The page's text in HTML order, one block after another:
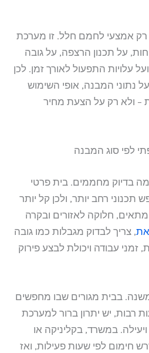
אמצעי לחמם חלל. זו מערכת
על תכנון הרצפה, על גובה
עלויות התפעול לאורך זמן. לכן
נתוני המבנה, אופי השימוש
– ולא רק על הצעת מחיר
לפי סוג המבנה
בדיוק מחממים. בית פרטי
רחב יותר, ולכן קל יותר
חלוקה לאזורים ובקרה
, צריך לבדוק מגבלות כמו גובה
זמני עבודה ויכולת לבצע פירוק
בבית מגורים שבו מחפשים
רבות, יש יתרון ברור למערכת
במשרד, בקליניקה או
חימום לפי שעות פעילות, ואז